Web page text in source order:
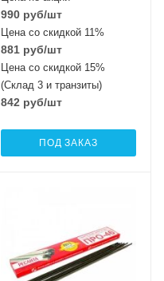
990руб/шт
Цена со скидкой 11%
881руб/шт
Цена со скидкой 15%
(Склад 3 и транзиты)
842 руб/шт
ПОД ЗАКАЗ